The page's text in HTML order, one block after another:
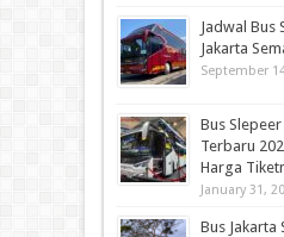
Jadwal Bus
Jakarta
September
Bus
Terbaru
Harga
January 31,
Bus Jakarta